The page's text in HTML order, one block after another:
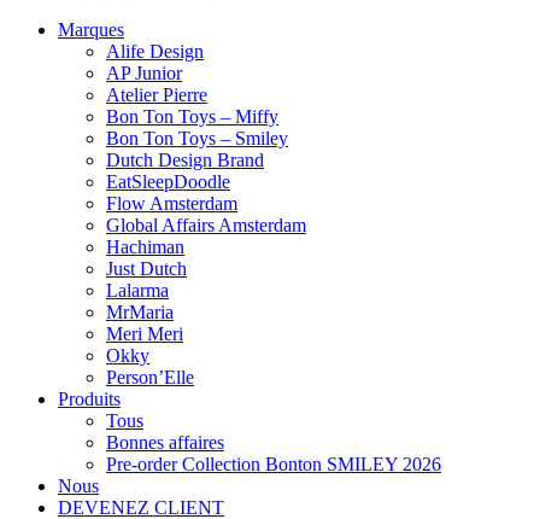
Marques
Alife Design
AP Junior
Atelier Pierre
Bon Ton Toys – Miffy
Bon Ton Toys – Smiley
Dutch Design Brand
EatSleepDoodle
Flow Amsterdam
Global Affairs Amsterdam
Hachiman
Just Dutch
Lalarma
MrMaria
Meri Meri
Okky
Person’Elle
Produits
Tous
Bonnes affaires
Pre-order Collection Bonton SMILEY 2026
Nous
DEVENEZ CLIENT